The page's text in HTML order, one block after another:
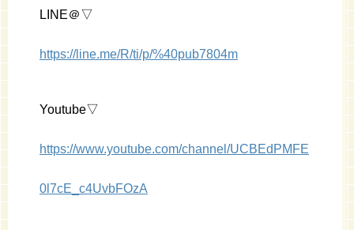
LINE＠▽
https://line.me/R/ti/p/%40pub7804m
Youtube▽
https://www.youtube.com/channel/UCBEdPMFE
0l7cE_c4UvbFOzA